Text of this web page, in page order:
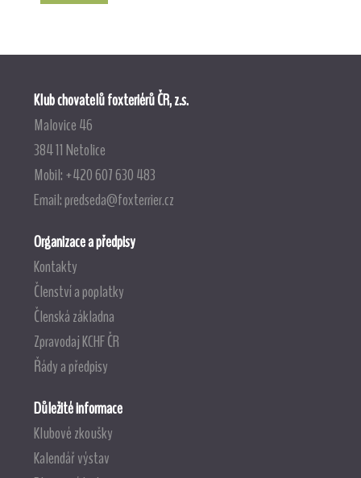
Klub chovatelů foxteriérů ČR, z.s.
Malovice 46
384 11 Netolice
Mobil: +420 607 630 483
Email:predseda@foxterrier.cz
Organizace a předpisy
Kontakty
Členství a poplatky
Členská základna
Zpravodaj KCHF ČR
Řády a předpisy
Důležité informace
Klubové zkoušky
Kalendář výstav